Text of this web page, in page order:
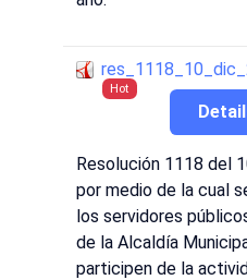
Hot
Resolución 1118 del
por medio de la cual
los servidores
de la Alcaldía
participen de la